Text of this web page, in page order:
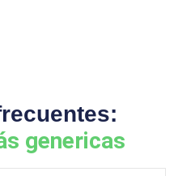
genericas